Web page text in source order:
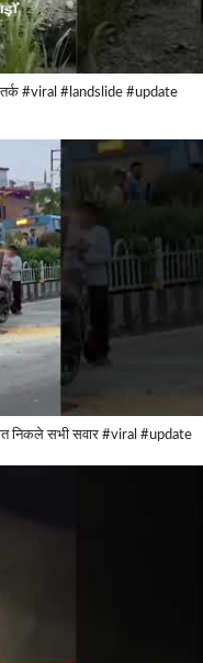
#viral #landslide #update
निकले सभी सवार #viral #update